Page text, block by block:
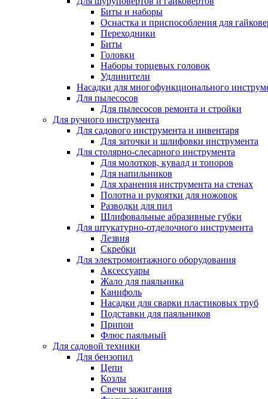
Биты и наборы
Оснастка и приспособления для
Переходники
Биты
Головки
Наборы торцевых головок
Удлинители
Насадки для многофункционального
Для пылесосов
Для пылесосов ремонта и стройки
Для ручного инструмента
Для садового инструмента и инвентаря
Для заточки и шлифовки инструмента
Для столярно-слесарного инструмента
Для молотков, кувалд и топоров
Для напильников
Для хранения инструмента на стенах
Полотна и рукоятки для ножовок
Разводки для пил
Шлифовальные абразивные губки
Для штукатурно-отделочного инструмента
Лезвия
Скребки
Для электромонтажного оборудования
Аксессуары
Жало для паяльника
Канифоль
Насадки для сварки пластиковых труб
Подставки для паяльников
Припои
Флюс паяльный
Для садовой техники
Для бензопил
Цепи
Козлы
Свечи зажигания